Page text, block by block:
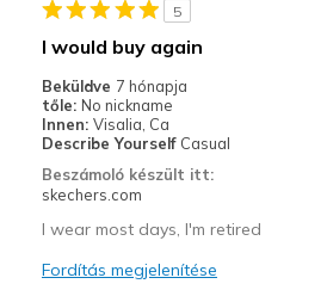
Travel
Width
Feels true to width
Sizing
View On Shoes
I'm Into Shoes
5
I would buy again
Beküldve 7 hónapja
tőle: No nickname
Innen: Visalia, Ca
Describe Yourself Casual
Beszámoló készült itt:
skechers.com
I wear most days, I'm retired
Fordítás megjelenítése